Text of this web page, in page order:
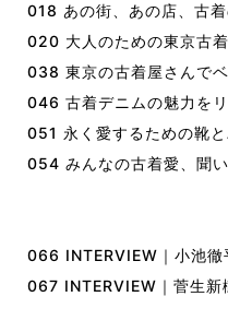
018 あの街、あの店、古着
020 大人のための東京古
038 東京の古着屋さんで
046 古着デニムの魅力を
051 永く愛するための靴
054 みんなの古着愛、聞い
066 INTERVIEW｜小池徹
067 INTERVIEW｜菅生新